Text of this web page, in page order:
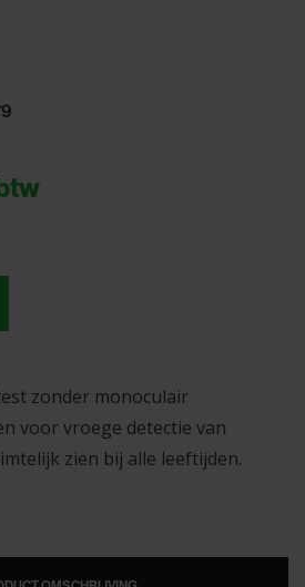
zonder monoculair
voor vroege detectie van
zien bij alle leeftijden.